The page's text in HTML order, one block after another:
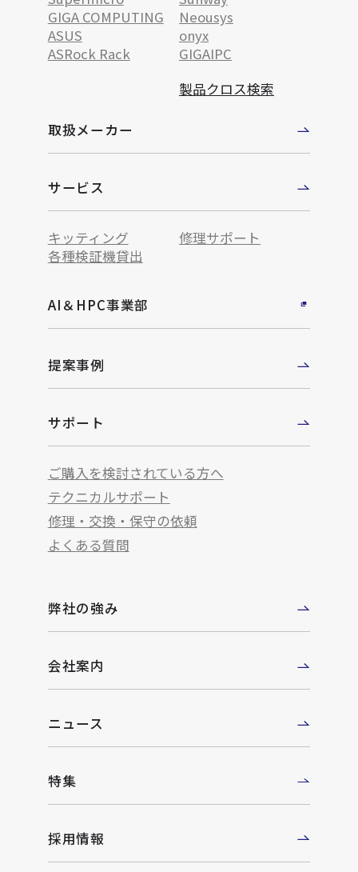
GIGA COMPUTING
Neousys
ASUS
onyx
ASRock Rack
GIGAIPC
製品クロス検索
取扱メーカー
サービス
キッティング
修理サポート
各種検証機貸出
AI＆HPC事業部
提案事例
サポート
ご購入を検討されている方へ
テクニカルサポート
修理・交換・保守の依頼
よくある質問
弊社の強み
会社案内
ニュース
特集
採用情報